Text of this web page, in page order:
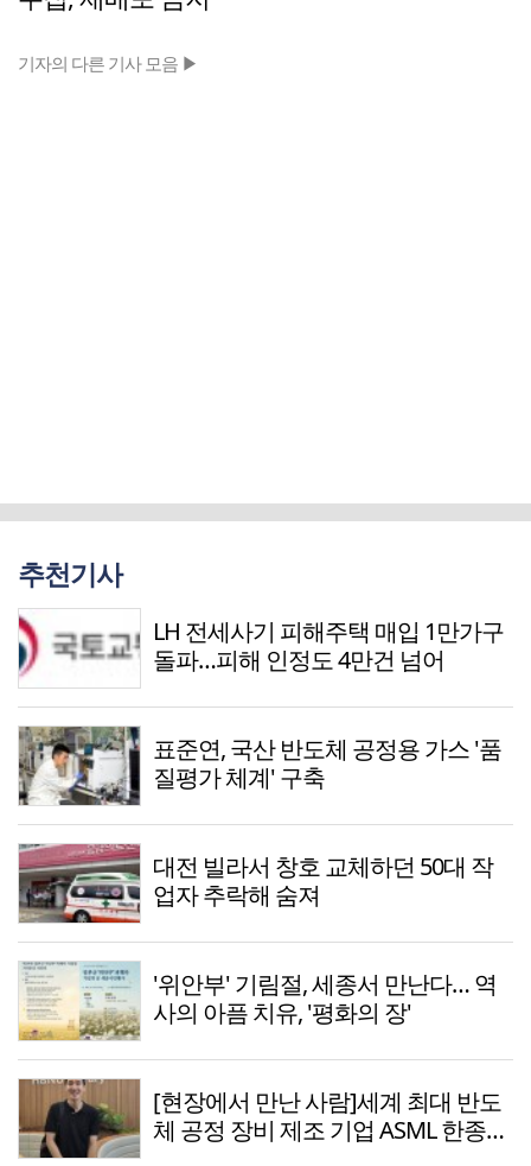
기자의 다른 기사 모음 ▶
추천기사
LH 전세사기 피해주택 매입 1만가구
돌파…피해 인정도 4만건 넘어
표준연, 국산 반도체 공정용 가스 '품
질평가 체계' 구축
대전 빌라서 창호 교체하던 50대 작
업자 추락해 숨져
'위안부' 기림절, 세종서 만난다… 역
사의 아픔 치유, '평화의 장'
[현장에서 만난 사람]세계 최대 반도
체 공정 장비 제조 기업 ASML 한종호